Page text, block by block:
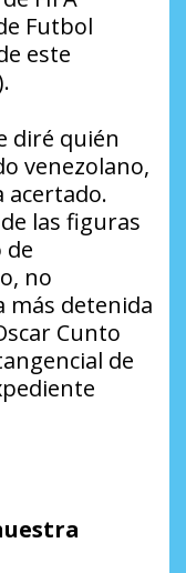
Futbol
este
diré quién
venezolano,
acertado.
las figuras
de
no
más detenida
Cunto
de